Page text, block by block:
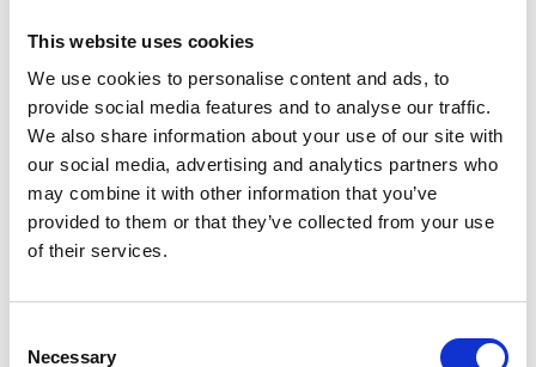
This website uses cookies
We use cookies to personalise content and ads, to
provide social media features and to analyse our traffic.
We also share information about your use of our site with
our social media, advertising and analytics partners who
may combine it with other information that you’ve
provided to them or that they’ve collected from your use
of their services.
Selection
Necessary
Suntory:
Auftragsmanagement mit
hohem Volumen im großen
Maßstab
“Wir haben aufgehört, unsere
Aufträge manuell einzugeben, und
Qualität und Zusammenarbeit